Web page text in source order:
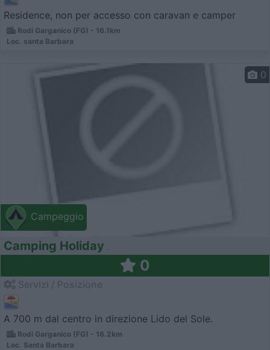
Residence, non per accesso con caravan e camper
Rodi Garganico (FG) - 16.1km
Loc. santa Barbara
Campeggio
0
Camping Holiday
0
A 700 m dal centro in direzione Lido del Sole.
Rodi Garganico (FG) - 16.2km
Loc. Santa Barbara